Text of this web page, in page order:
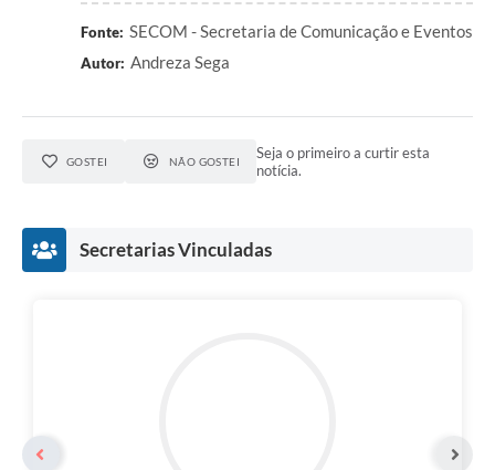
Fonte: SECOM - Secretaria de Comunicação e Eventos
Autor: Andreza Sega
GOSTEI NÃO GOSTEI
Seja o primeiro a curtir esta
notícia.
Secretarias Vinculadas